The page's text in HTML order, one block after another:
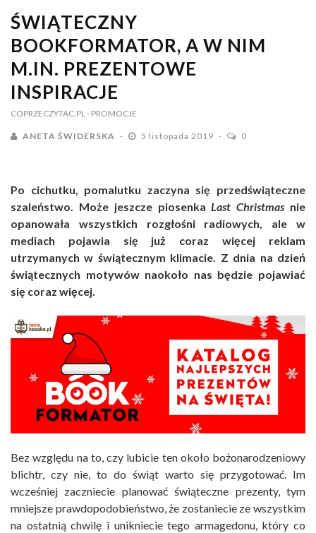
ŚWIĄTECZNY
BOOKFORMATOR, A W NIM
M.IN. PREZENTOWE
INSPIRACJE
COPRZECZYTAC.PL - PROMOCJE
ANETA ŚWIDERSKA 5 listopada 2019 0
Po cichutku, pomalutku zaczyna się przedświąteczne
szaleństwo. Może jeszcze piosenkaLast Christmas nie
opanowała wszystkich rozgłośni radiowych, ale w
mediach pojawia się już coraz więcej reklam
utrzymanych w świątecznym klimacie. Z dnia na dzień
świątecznych motywów naokoło nas będzie pojawiać
się coraz więcej.
Bez względu na to, czy lubicie ten około bożonarodzeniowy
blichtr, czy nie, to do świąt warto się przygotować. Im
wcześniej zaczniecie planować świąteczne prezenty, tym
mniejsze prawdopodobieństwo, że zostaniecie ze wszystkim
na ostatnią chwilę i unikniecie tego armagedonu, który co